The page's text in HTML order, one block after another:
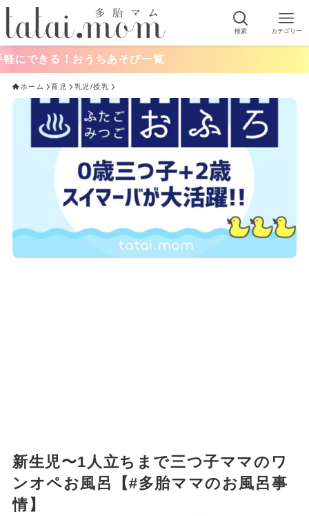
検索 カテゴリー
おうちあそび一覧
ホーム 育児 乳児/授乳
新生児〜1人立ちまで三つ子ママのワ
ンオペお風呂【#多胎ママのお風呂事
情】